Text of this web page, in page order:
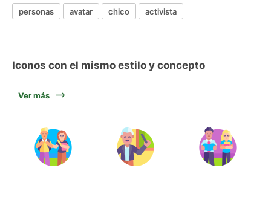
personas avatar chico activista
Iconos con el mismo estilo y concepto
Ver más